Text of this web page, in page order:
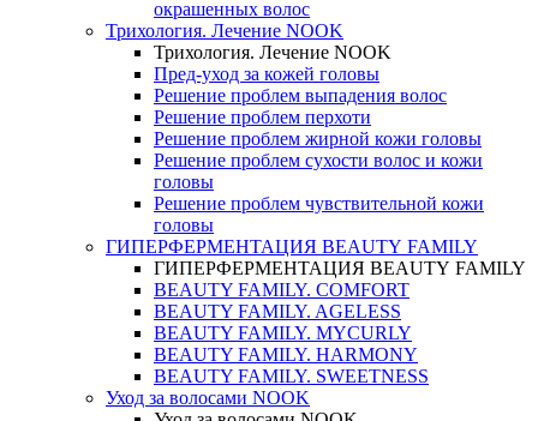
окрашенных волос
Трихология. Лечение NOOK
Трихология. Лечение NOOK
Пред-уход за кожей головы
Решение проблем выпадения волос
Решение проблем перхоти
Решение проблем жирной кожи головы
Решение проблем сухости волос и кожи
головы
Решение проблем чувствительной кожи
головы
ГИПЕРФЕРМЕНТАЦИЯ BEAUTY FAMILY
ГИПЕРФЕРМЕНТАЦИЯ BEAUTY FAMILY
BEAUTY FAMILY. COMFORT
BEAUTY FAMILY. AGELESS
BEAUTY FAMILY. MYCURLY
BEAUTY FAMILY. HARMONY
BEAUTY FAMILY. SWEETNESS
Уход за волосами NOOK